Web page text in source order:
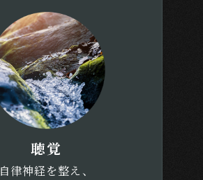
聴覚
自律神経を整え、